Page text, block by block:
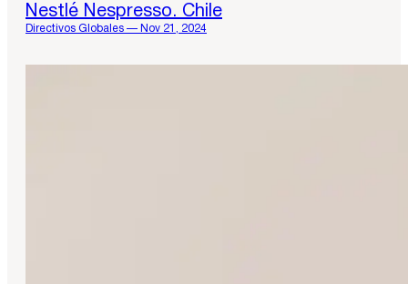
Nestlé Nespresso. Chile
Directivos Globales — Nov 21, 2024